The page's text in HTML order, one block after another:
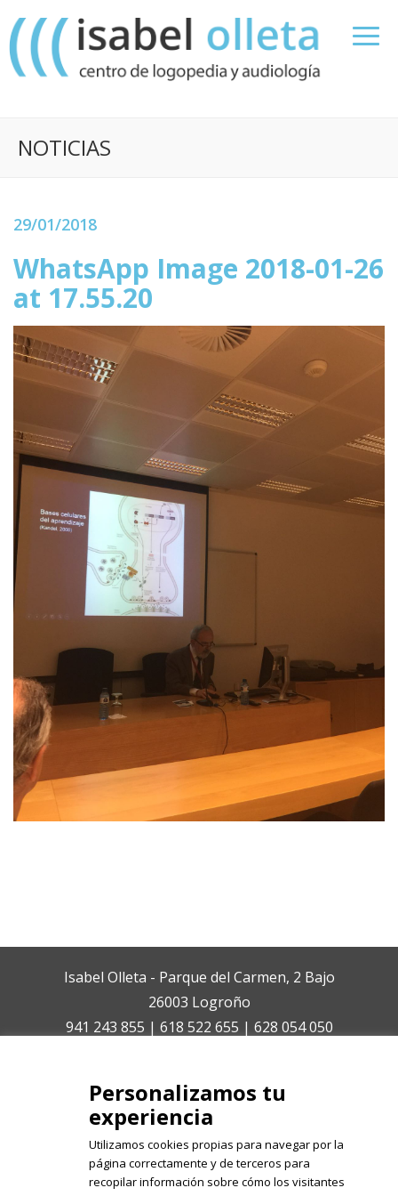
NOTICIAS
29/01/2018
WhatsApp Image 2018-01-26
at 17.55.20
Isabel Olleta - Parque del Carmen, 2 Bajo
26003 Logroño
941 243 855 | 618 522 655 | 628 054 050
Registrate en nuestro boletín de
Personalizamos tu
experiencia
Utilizamos cookies propias para navegar por la
página correctamente y de terceros para
recopilar información sobre cómo los visitantes